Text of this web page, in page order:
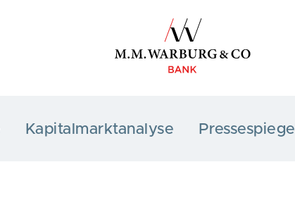
Kapitalmarktanalyse Pressespiegel